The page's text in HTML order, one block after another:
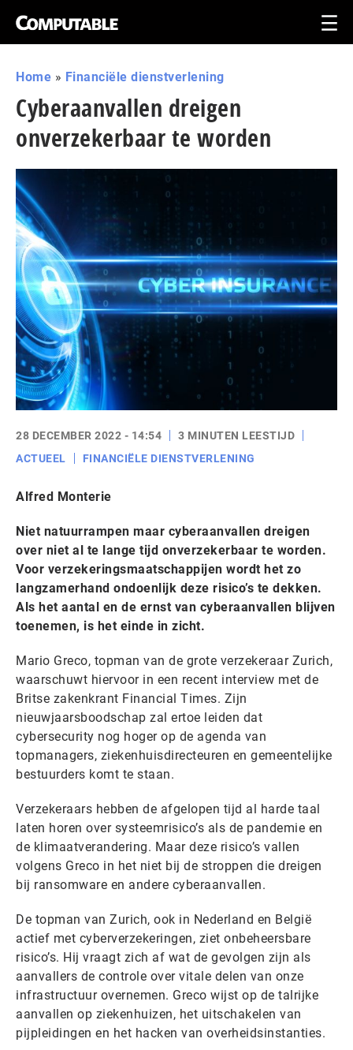
Home » Financiële dienstverlening
Cyberaanvallen dreigen
onverzekerbaar te worden
28 DECEMBER 2022 - 14:54
3 MINUTEN LEESTIJD
ACTUEEL
FINANCIËLE DIENSTVERLENING
Alfred Monterie
Niet natuurrampen maar cyberaanvallen dreigen
over niet al te lange tijd onverzekerbaar te worden.
Voor verzekeringsmaatschappijen wordt het zo
langzamerhand ondoenlijk deze risico’s te dekken.
Als het aantal en de ernst van cyberaanvallen blijven
toenemen, is het einde in zicht.
Mario Greco, topman van de grote verzekeraar Zurich,
waarschuwt hiervoor in een recent interview met de
Britse zakenkrant Financial Times. Zijn
nieuwjaarsboodschap zal ertoe leiden dat
cybersecurity nog hoger op de agenda van
topmanagers, ziekenhuisdirecteuren en gemeentelijke
bestuurders komt te staan.
Verzekeraars hebben de afgelopen tijd al harde taal
laten horen over systeemrisico’s als de pandemie en
de klimaatverandering. Maar deze risico’s vallen
volgens Greco in het niet bij de stroppen die dreigen
bij ransomware en andere cyberaanvallen.
De topman van Zurich, ook in Nederland en België
actief met cyberverzekeringen, ziet onbeheersbare
risico’s. Hij vraagt zich af wat de gevolgen zijn als
aanvallers de controle over vitale delen van onze
infrastructuur overnemen. Greco wijst op de talrijke
aanvallen op ziekenhuizen, het uitschakelen van
pijpleidingen en het hacken van overheidsinstanties.